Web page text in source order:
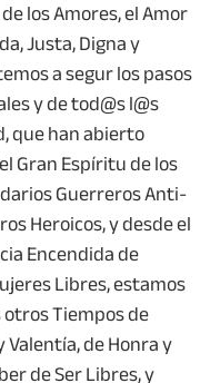
los Amores, el Amor
Justa, Digna y
a segur los pasos
y de tod@s l@s
que han abierto
Gran Espíritu de los
Guerreros Anti-
Heroicos, y desde el
Encendida de
Libres, estamos
Tiempos de
de Honra y
de Ser Libres, y